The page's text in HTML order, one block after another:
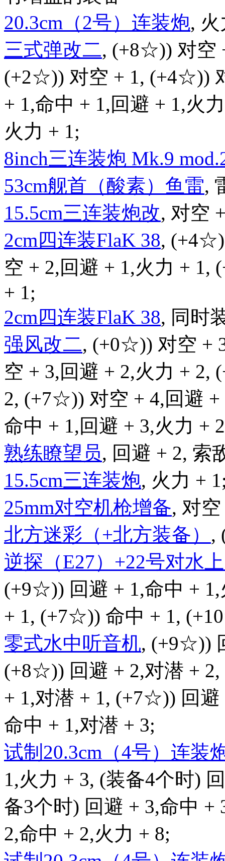
20.3cm（2号）连装炮,
三式弹改二, (+8☆)) 对空
(+2☆)) 对空 + 1, (+4☆))
+ 1,命中 + 1,回避 + 1,火
火力 + 1;
8inch三连装炮 Mk.9
53cm舰首（酸素）鱼雷,
15.5cm三连装炮改, 对空
2cm四连装FlaK 38,
空 + 2,回避 + 1,火力 + 1,
+ 1;
2cm四连装FlaK 38, 同时
强风改二, (+0☆)) 对空 +
空 + 3,回避 + 2,火力 + 2,
2, (+7☆)) 对空 + 4,回避
命中 + 1,回避 + 3,火力 +
熟练瞭望员, 回避 + 2, 索
15.5cm三连装炮, 火力 +
25mm对空机枪增备, 对
北方迷彩（+北方装备） ,
逆探（E27）+22号对水
(+9☆)) 回避 + 1,命中 +
+ 1, (+7☆)) 命中 + 1,
零式水中听音机, (+9☆))
(+8☆)) 回避 + 2,对潜 +
+ 1,对潜 + 1, (+7☆)) 回
命中 + 1,对潜 + 3;
试制20.3cm（4号）连装
1,火力 + 3, (装备4个时)
备3个时) 回避 + 3,命中 +
2,命中 + 2,火力 + 8;